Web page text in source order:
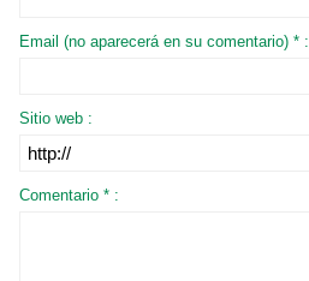
Email (no aparecerá en su comentario) * :
Sitio web :
Comentario * :